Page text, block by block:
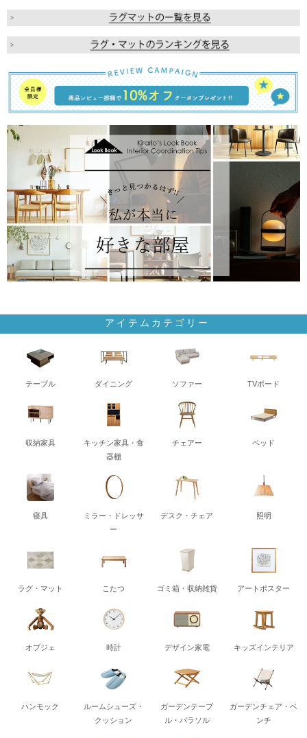
アイテムカテゴリー
テーブル ダイニング ソファー TVボード
収納家具
キッチン家具・食
器棚
チェアー ベッド
寝具
ミラー・ドレッサ
ー
デスク・チェア 照明
ラグ・マット こたつ ゴミ箱・収納雑貨 アートポスター
オブジェ 時計 デザイン家電 キッズインテリア
ハンモック
ルームシューズ・
クッション
ガーデンテーブ
ル・パラソル
ガーデンチェア・ベ
ンチ